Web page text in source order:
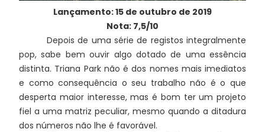
Lançamento: 15 de outubro de 2019
Nota: 7,5/10
Depois de uma série de registos integralmente
pop, sabe bem ouvir algo dotado de uma essência
distinta. Triana Park não é dos nomes mais imediatos
e como consequência o seu trabalho não é o que
desperta maior interesse, mas é bom ter um projeto
fiel a uma matriz peculiar, mesmo quando a ditadura
dos números não lhe é favorável.